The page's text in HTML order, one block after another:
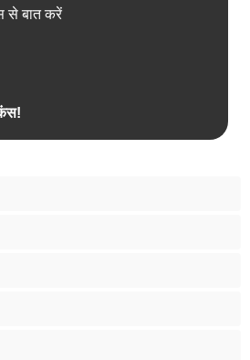
से बात करें